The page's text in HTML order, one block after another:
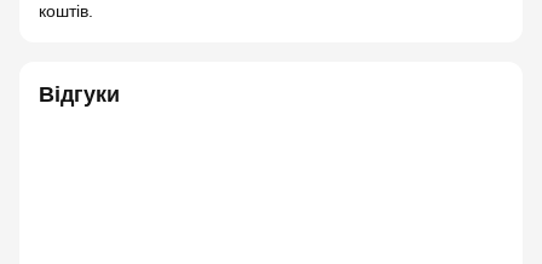
коштів.
Відгуки